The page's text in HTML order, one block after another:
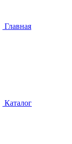
Главная
Каталог